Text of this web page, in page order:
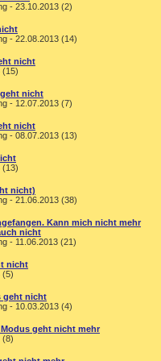
| 000,094,208 |
| 000,450,560 | ----
| 000,149,504 |
| 011,082,240 |
| 002,000,384 |
| 000,280,064 |
| 008,503,296 |
files ->
Variable:
Variable:
Variable:
Stream - 96 bytes ->
- 125 bytes ->
- 123 bytes ->
- 23.10.2013 (2)
- 22.08.2013 (14)
nicht
(15)
nicht
- 12.07.2013 (7)
nicht
- 08.07.2013 (13)
(13)
nicht)
- 21.06.2013 (38)
Kann mich nicht mehr
nicht
- 11.06.2013 (21)
nicht
(5)
geht nicht
- 10.03.2013 (4)
geht nicht mehr
(8)